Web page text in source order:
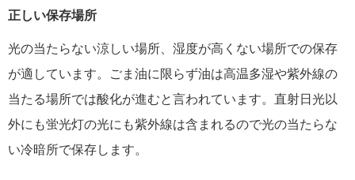
正しい保存場所
光の当たらない涼しい場所、湿度が高くない場所での保存
が適しています。ごま油に限らず油は高温多湿や紫外線の
当たる場所では酸化が進むと言われています。直射日光以
外にも蛍光灯の光にも紫外線は含まれるので光の当たらな
い冷暗所で保存します。